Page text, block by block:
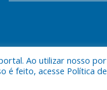
Ao utilizar nosso
é feito, acesse Política